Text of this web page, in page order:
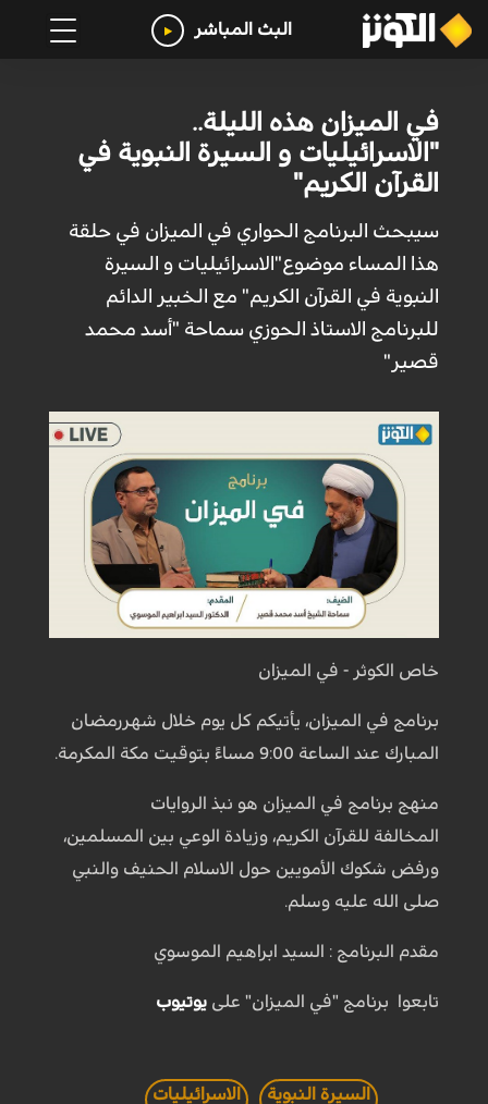
البث المباشر
في الميزان هذه الليلة..
"الاسرائيليات و السيرة النبوية في
القرآن الكريم"
سيبحث البرنامج الحواري في الميزان في حلقة
هذا المساء موضوع"الاسرائيليات و السیرة
النبویة في القرآن الکریم" مع الخبير الدائم
للبرنامج الاستاذ الحوزي سماحة "أسد محمد
قصير"
خاص الكوثر - في الميزان
برنامج في الميزان، يأتيكم كل يوم خلال شهررمضان
المبارك عند الساعة 9:00 مساءً بتوقيت مكة المكرمة.
منهج برنامج في الميزان هو نبذ الروايات
المخالفة للقرآن الكريم، وزيادة الوعي بين المسلمين،
ورفض شكوك الأمويين حول الاسلام الحنيف والنبي
صلى الله عليه وسلم.
مقدم البرنامج : السيد ابراهيم الموسوي
تابعوا برنامج "في الميزان" على يوتيوب
السيرة النبوية الاسرائيليات